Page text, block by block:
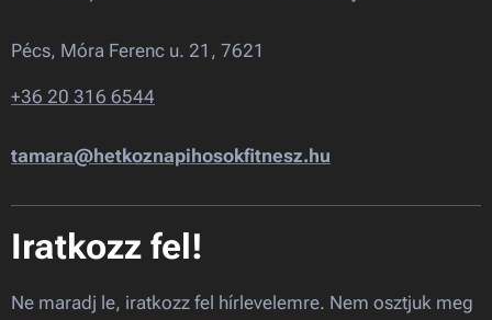
mindig lehet fejleszteni.
Pécs, Móra Ferenc u. 21, 7621
+36 20 316 6544
tamara@hetkoznapihosokfitnesz.hu
Iratkozz fel!
Ne maradj le, iratkozz fel hírlevelemre. Nem osztjuk meg